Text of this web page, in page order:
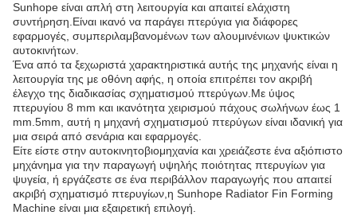
Sunhope είναι απλή στη λειτουργία και απαιτεί ελάχιστη
συντήρηση.Είναι ικανό να παράγει πτερύγια για διάφορες
εφαρμογές, συμπεριλαμβανομένων των αλουμινένιων ψυκτικών
αυτοκινήτων.
Ένα από τα ξεχωριστά χαρακτηριστικά αυτής της μηχανής είναι η
λειτουργία της με οθόνη αφής, η οποία επιτρέπει τον ακριβή
έλεγχο της διαδικασίας σχηματισμού πτερύγων.Με ύψος
πτερυγίου 8 mm και ικανότητα χειρισμού πάχους σωλήνων έως 1
mm.5mm, αυτή η μηχανή σχηματισμού πτερύγων είναι ιδανική για
μια σειρά από σενάρια και εφαρμογές.
Είτε είστε στην αυτοκινητοβιομηχανία και χρειάζεστε ένα αξιόπιστο
μηχάνημα για την παραγωγή υψηλής ποιότητας πτερυγίων για
ψυγεία, ή εργάζεστε σε ένα περιβάλλον παραγωγής που απαιτεί
ακριβή σχηματισμό πτερυγίων,η Sunhope Radiator Fin Forming
Machine είναι μια εξαιρετική επιλογή.